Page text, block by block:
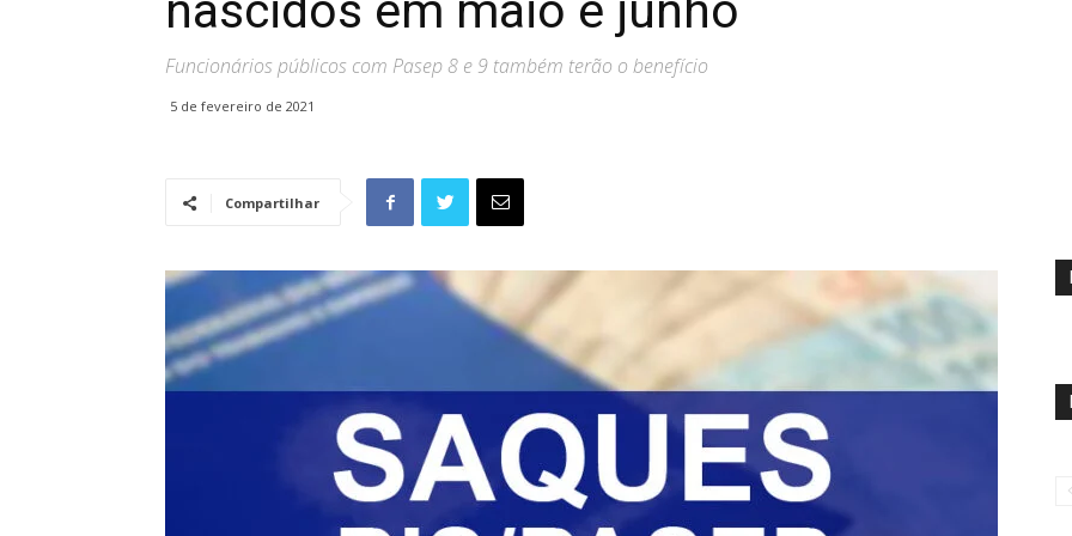
Funcionários públicos com Pasep 8 e 9 também terão o benefício
5 de fevereiro de 2021
Compartilhar